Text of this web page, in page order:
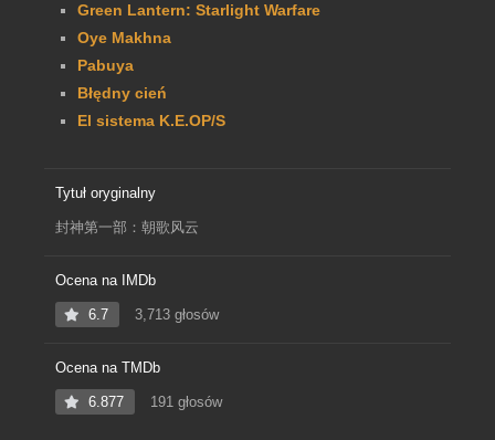
Green Lantern: Starlight Warfare
Oye Makhna
Pabuya
Błędny cień
El sistema K.E.OP/S
Tytuł oryginalny
封神第一部：朝歌风云
Ocena na IMDb
6.7 3,713 głosów
Ocena na TMDb
6.877 191 głosów